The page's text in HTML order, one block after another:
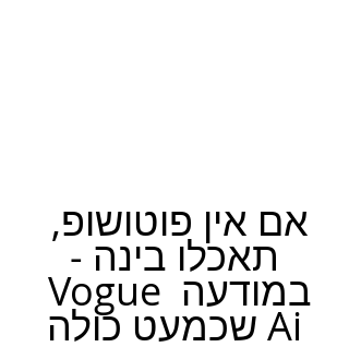
אם אין פוטושופ,
תאכלו בינה -
שכמעט כולה Ai